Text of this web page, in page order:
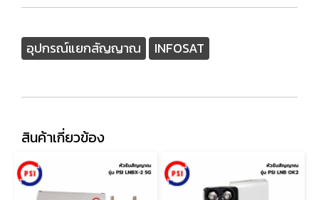
อุปกรณ์แยกสัญญาณ INFOSAT
สินค้าเกี่ยวข้อง